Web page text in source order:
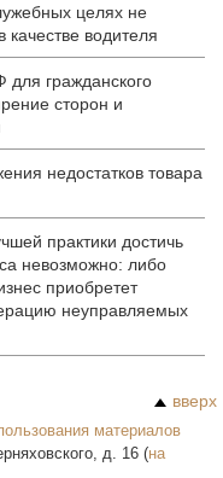
целях не
качестве водителя
гражданского
сторон и
недостатков товара
практики достичь
невозможно: либо
приобретет
неуправляемых
вверх
материалов
д. 16 (на